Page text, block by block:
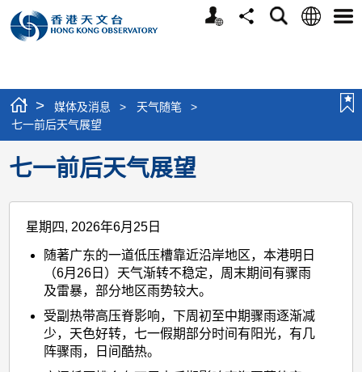
个
分
搜
语
选
> 媒体及消息 > 天气随笔
>
七一前后天气展望
七一前后天气展望
星期四, 2026年6月25日
随著广东的一道低压槽靠近沿岸地区，本港明日
（6月26日）天气渐转不稳定，周末期间有骤雨
及雷暴，部分地区雨势较大。
受副热带高压脊影响，下周初至中期骤雨逐渐减
少，天色好转，七一假期部分时间有阳光，有几
阵骤雨，日间酷热。